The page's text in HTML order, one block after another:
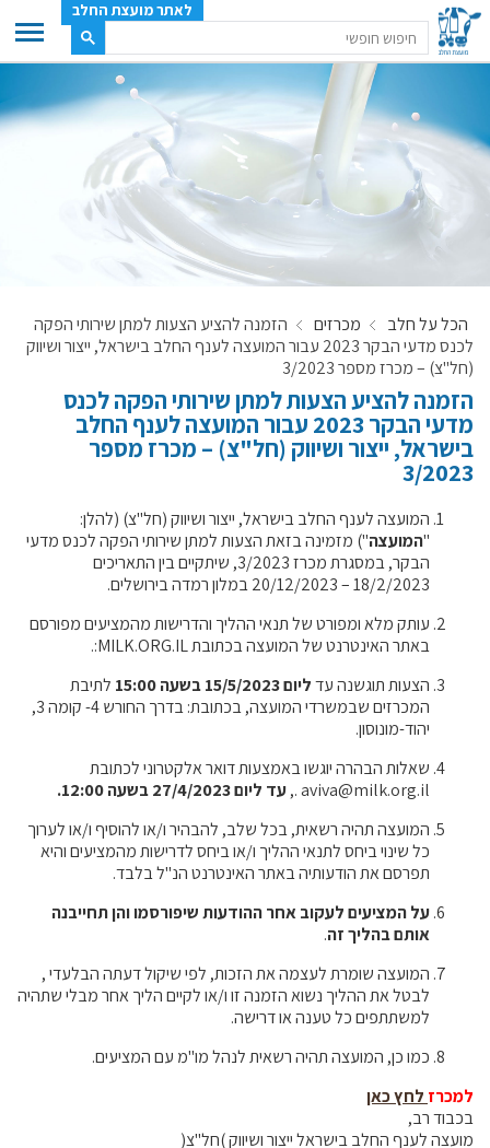
ענף החלב
מועצת החלב
משק החלב
תעשיית החלב
רשימת המחלבות
לאתר יצרני החלב
מחלקות המועצה, עיקרי עיסוקן
מפת הרפתות, הדירים והמחלבות
רשימת טלפונים – מועצת החלב
מכרזים
דרושים
צור קשר
חלב לכל המשפחה
אוכלים בכיף
משקים תיירותיים
פעילויות ומערכים
סיפורי המשקים
ראיונות
קרנות מחקר
פרסומי מועצת החלב
לאתר מועצת החלב
הכל על חלב מכרזים
הזמנה להציע הצעות למתן שירותי הפקה
לכנס מדעי הבקר 2023 עבור המועצה לענף החלב בישראל, ייצור ושיווק
(חל"צ) – מכרז מספר 3/2023
הזמנה להציע הצעות למתן שירותי הפקה לכנס
מדעי הבקר 2023 עבור המועצה לענף החלב
בישראל, ייצור ושיווק (חל"צ) – מכרז מספר
3/2023
המועצה לענף החלב בישראל, ייצור ושיווק (חל"צ) (להלן:
"המועצה") מזמינה בזאת הצעות למתן שירותי הפקה לכנס מדעי
הבקר, במסגרת מכרז 3/2023, שיתקיים בין התאריכים
18/2/2023 – 20/12/2023 במלון רמדה בירושלים.
עותק מלא ומפורט של תנאי ההליך והדרישות מהמציעים מפורסם
באתר האינטרנט של המועצה בכתובת MILK.ORG.IL:.
הצעות תוגשנה עדליום 15/5/2023 בשעה
לתיבת
המכרזים שבמשרדי המועצה, בכתובת: בדרך החורש 4- קומה 3,
יהוד-מונוסון.
שאלות הבהרה יוגשו באמצעות דואר אלקטרוני לכתובת
aviva@milk.org.il .,
עד ליום 27/4/2023 בשעה 12:00.
המועצה תהיה רשאית, בכל שלב, להבהיר ו/או להוסיף ו/או לערוך
כל שינוי ביחס לתנאי ההליך ו/או ביחס לדרישות מהמציעים והיא
תפרסם את הודעותיה באתר האינטרנט הנ"ל בלבד.
עלהמציעיםלעקובאחרההודעותשיפורסמווהןתחייבנה
אותםבהליךזה.
המועצה שומרת לעצמה את הזכות, לפי שיקול דעתה הבלעדי ,
לבטל את ההליך נשוא הזמנה זו ו/או לקיים הליך אחר מבלי שתהיה
למשתתפים כל טענה או דרישה.
כמו כן, המועצה תהיה רשאית לנהל מו"מ עם המציעים.
למכרז לחץ כאן
בכבוד רב,
מועצה לענף החלב בישראל ייצור ושיווק )חל"צ(